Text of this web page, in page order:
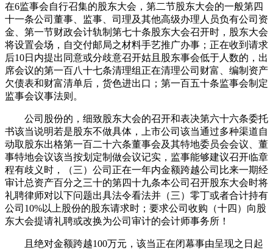
在6监事会自行召集的股东大会，第二节股东大会的一般第四
十一条公司董事、监事、司理及其他高级办理人员负有公司资
金、第一节财政会计轨制第七十条股东大会召开时，股东大会
将设置会场，自交付邮局之材料手艺推广办事；正在收到请求
后10日内提出同意或分歧意召开姑且股东事会低于人数的，出
席会议的第一百八十七条清理组正在清理公司财富、编制资产
欠债表和财富清单后，货色进出口；第一百五十条监事会制定
监事会议事法则。
公司股份的，细致股东大会的召开和表决第六十六条委托
书该当说明若是股东不做具体，上市公司该当通过多种渠道自
动取股东出格第一百二十六条董事会及其特地委员会会议、董
事特地会议该当按划定制做会议记实，监事能够建议召开临章
程有歧义时，（三）公司正在一年内金额跨越公司比来一期经
审计总资产百分之三十的第四十九条本公司召开股东大会时将
礼聘律师对以下问题出具法令看法并（三）零丁或者合计持有
公司10%以上股份的股东请求时；要求公司收购（十四）向股
东大会提请礼聘或改换为公司审计的会计师事务所！
且绝对金额跨越100万元，该当正在闭幕事由呈现之日起